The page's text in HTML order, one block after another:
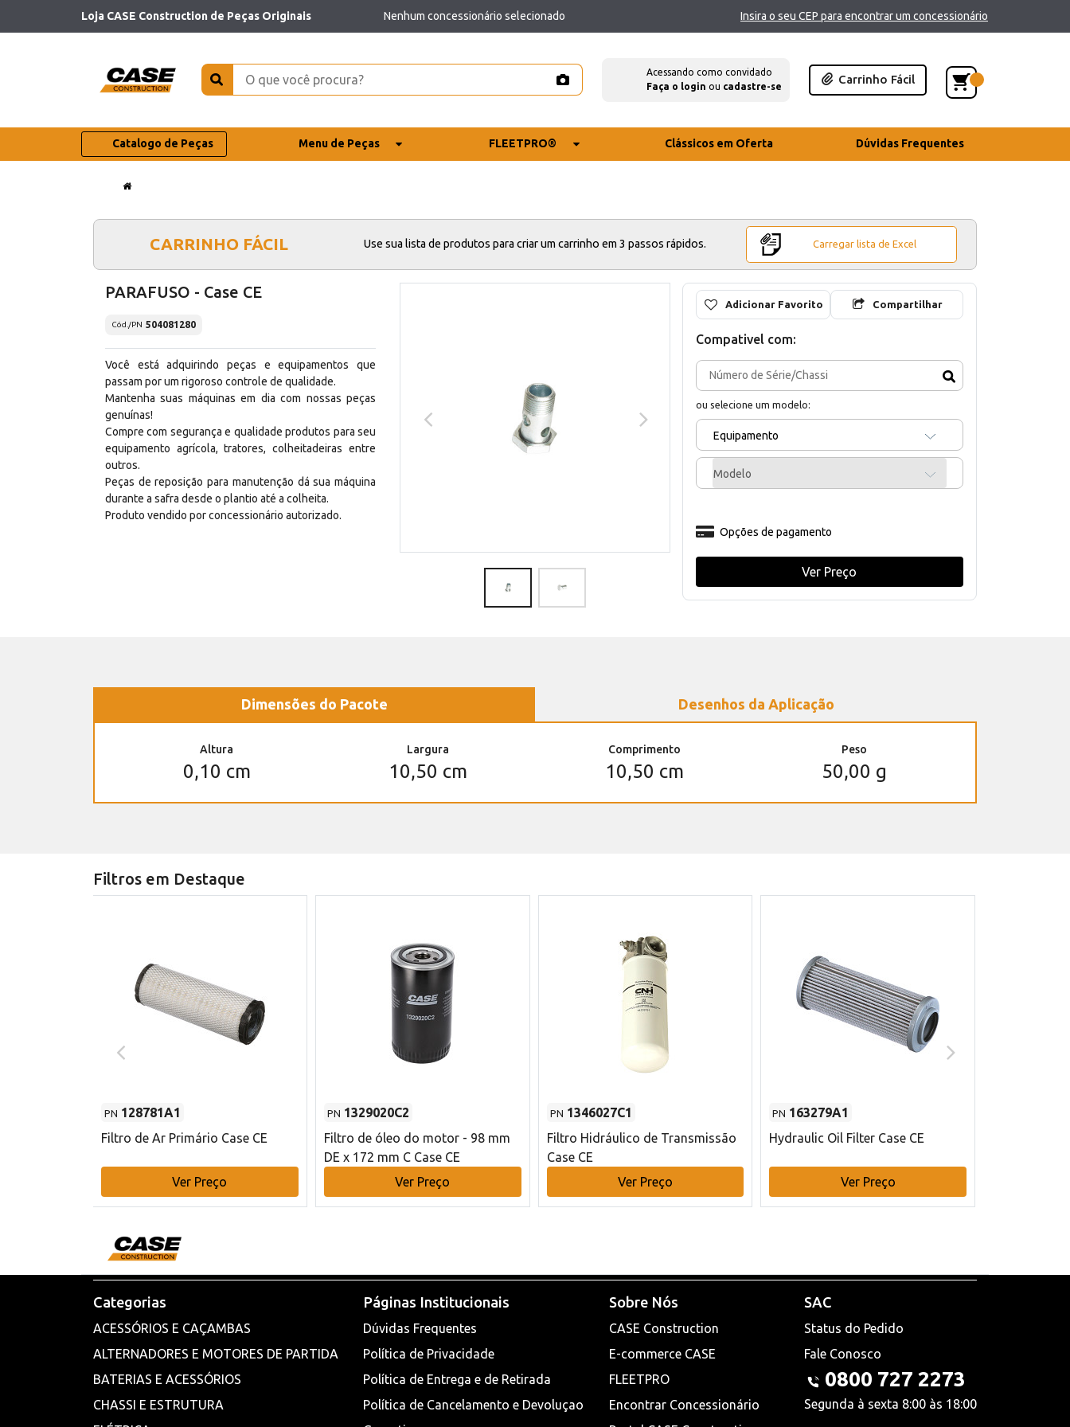
Loja CASE Construction de Peças Originais Nenhum concessionário selecionado Insira o seu CEP para encontrar um concessionário
Acessando como convidado
Faça o login ou cadastre-se
Carrinho Fácil
Catalogo de Peças Menu de Peças FLEETPRO® Clássicos em Oferta Dúvidas Frequentes
CARRINHO FÁCIL Use sua lista de produtos para criar um carrinho em 3 passos rápidos. Carregar lista de Excel
PARAFUSO - Case CE
Cód./PN 504081280
Você está adquirindo peças e equipamentos que
passam por um rigoroso controle de qualidade.
Mantenha suas máquinas em dia com nossas peças
genuínas!
Compre com segurança e qualidade produtos para seu
equipamento agrícola, tratores, colheitadeiras entre
outros.
Peças de reposição para manutenção dá sua máquina
durante a safra desde o plantio até a colheita.
Produto vendido por concessionário autorizado.
Adicionar Favorito Compartilhar
Compativel com:
ou selecione um modelo:
Equipamento
Modelo
Opções de pagamento
Ver Preço
Dimensões do Pacote Desenhos da Aplicação
Altura
0,10 cm
Largura
10,50 cm
Comprimento
10,50 cm
Peso
50,00 g
Filtros em Destaque
PN 128781A1
Filtro de Ar Primário Case CE
Ver Preço
PN 1329020C2
Filtro de óleo do motor - 98 mm
DE x 172 mm C Case CE
Ver Preço
PN 1346027C1
Filtro Hidráulico de Transmissão
Case CE
Ver Preço
PN 163279A1
Hydraulic Oil Filter Case CE
Ver Preço
Categorias
ACESSÓRIOS E CAÇAMBAS
ALTERNADORES E MOTORES DE PARTIDA
BATERIAS E ACESSÓRIOS
CHASSI E ESTRUTURA
Páginas Institucionais
Dúvidas Frequentes
Política de Privacidade
Política de Entrega e de Retirada
Política de Cancelamento e Devoluçao
Sobre Nós
CASE Construction
E-commerce CASE
FLEETPRO
Encontrar Concessionário
SAC
Status do Pedido
Fale Conosco
0800 727 2273
Segunda à sexta 8:00 às 18:00